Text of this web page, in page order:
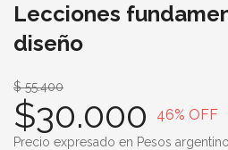
Lecciones
diseño
$ 55.400
$30.000 46% OFF
Precio expresado en Pesos